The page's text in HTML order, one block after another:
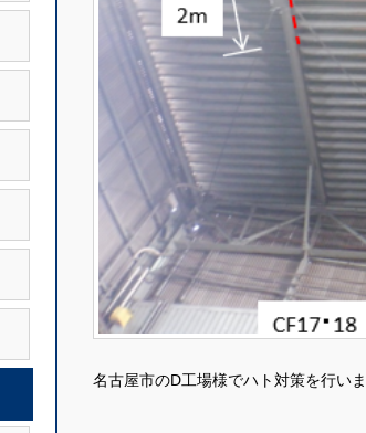
名古屋市のD工場様でハト対策を行いま